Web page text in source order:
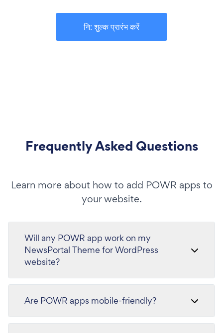
नि: शुल्क प्रारंभ करें
Frequently Asked Questions
Learn more about how to add POWR apps to
your website.
Will any POWR app work on my
NewsPortal Theme for WordPress
website?
Are POWR apps mobile-friendly?